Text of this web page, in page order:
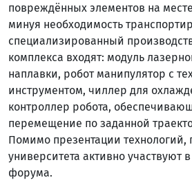
повреждённых элементов на
минуя необходимость
специализированный
комплекса входят: модуль
наплавки, робот манипулятор с
инструментом, чиллер для
контроллер робота,
перемещение по заданной
Помимо презентации технологий,
университета активно участвуют
форума.